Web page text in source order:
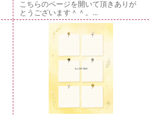
こちらのページを開いて頂きありが
とうございます＾＾。...